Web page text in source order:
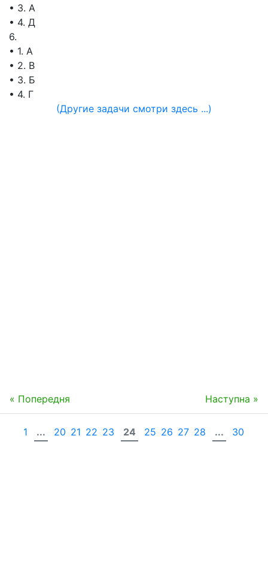
• 3. А
• 4. Д
6.
• 1. А
• 2. В
• 3. Б
• 4. Г
(Другие задачи смотри здесь ...)
« Попередня Наступна »
1 ... 20 21 22 23 24 25 26 27 28 ... 30